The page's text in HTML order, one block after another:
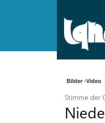
Bilder -Video
Stimme der